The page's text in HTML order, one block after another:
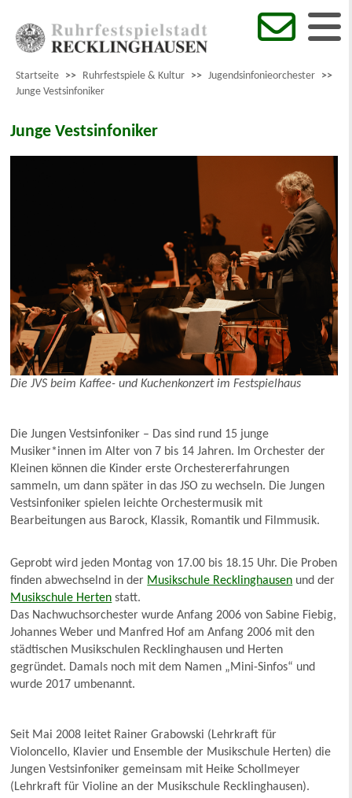
Startseite >> Ruhrfestspiele & Kultur >> Jugendsinfonieorchester >>
Junge Vestsinfoniker
Junge Vestsinfoniker
Die JVS beim Kaffee- und Kuchenkonzert im Festspielhaus
Die Jungen Vestsinfoniker – Das sind rund 15 junge
Musiker*innen im Alter von 7 bis 14 Jahren. Im Orchester der
Kleinen können die Kinder erste Orchestererfahrungen
sammeln, um dann später in das JSO zu wechseln. Die Jungen
Vestsinfoniker spielen leichte Orchestermusik mit
Bearbeitungen aus Barock, Klassik, Romantik und Filmmusik.
Geprobt wird jeden Montag von 17.00 bis 18.15 Uhr. Die Proben
finden abwechselnd in der Musikschule Recklinghausen und der
Musikschule Herten statt.
Das Nachwuchsorchester wurde Anfang 2006 von Sabine Fiebig,
Johannes Weber und Manfred Hof am Anfang 2006 mit den
städtischen Musikschulen Recklinghausen und Herten
gegründet. Damals noch mit dem Namen „Mini-Sinfos“ und
wurde 2017 umbenannt.
Seit Mai 2008 leitet Rainer Grabowski (Lehrkraft für
Violoncello, Klavier und Ensemble der Musikschule Herten) die
Jungen Vestsinfoniker gemeinsam mit Heike Schollmeyer
(Lehrkraft für Violine an der Musikschule Recklinghausen).